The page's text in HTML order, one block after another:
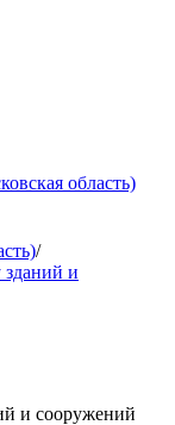
область)
/
и
и сооружений